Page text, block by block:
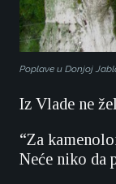
Poplave u Donjoj
Iz Vlade ne
“Za
Neće niko da